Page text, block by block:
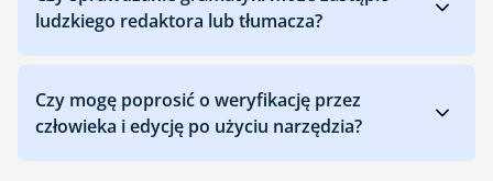
ludzkiego redaktora lub tłumacza?
Czy mogę poprosić o weryfikację przez
człowieka i edycję po użyciu narzędzia?